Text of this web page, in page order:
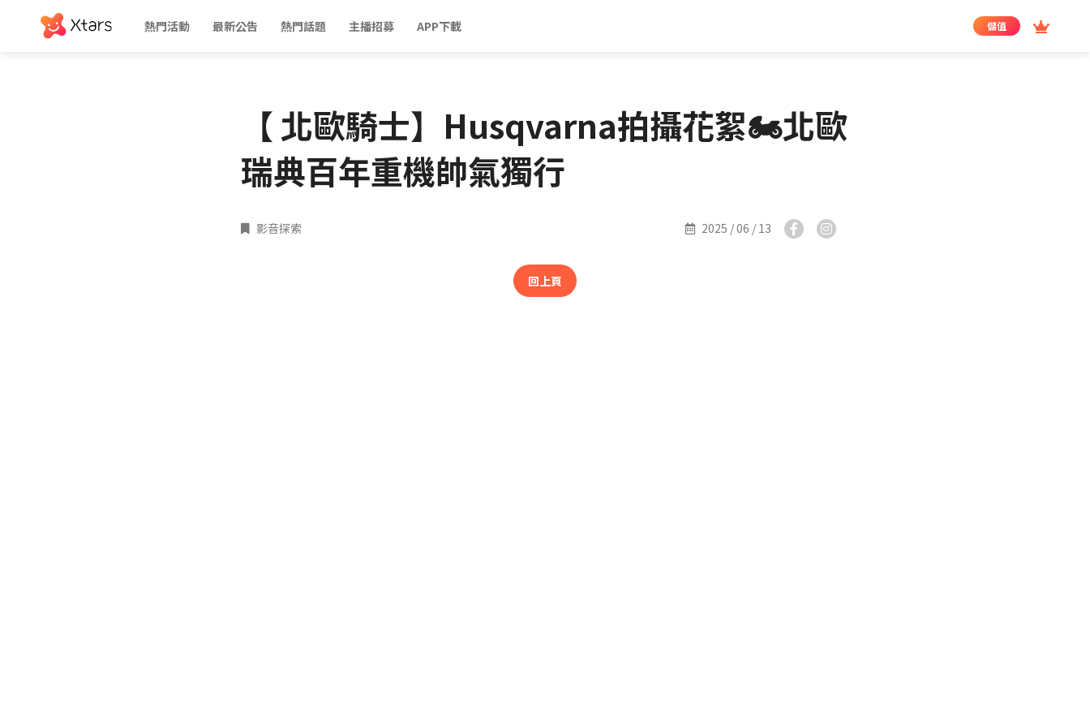
熱門活動 最新公告 熱門話題 主播招募 APP下載 儲值
【 北歐騎士】Husqvarna拍攝花絮🏍️北歐
瑞典百年重機帥氣獨行
影音探索 2025 / 06 / 13
回上頁